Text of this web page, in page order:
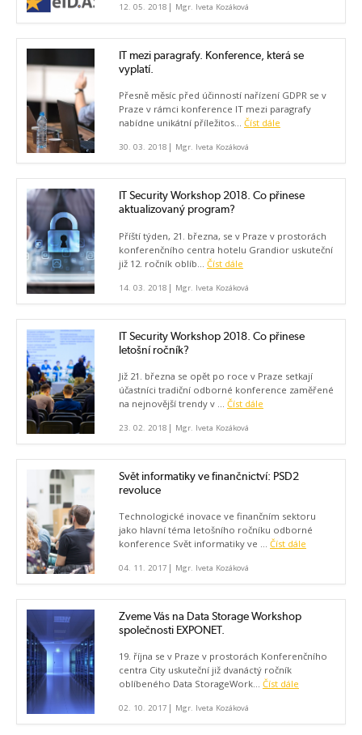
12. 05. 2018 | Mgr. Iveta Kozáková
IT mezi paragrafy. Konference, která se
vyplatí.
Přesně měsíc před účinností nařízení GDPR se v
Praze v rámci konference IT mezi paragrafy
nabídne unikátní příležitos... Číst dále
30. 03. 2018 | Mgr. Iveta Kozáková
IT Security Workshop 2018. Co přinese
aktualizovaný program?
Příští týden, 21. března, se v Praze v prostorách
konferenčního centra hotelu Grandior uskuteční
již 12. ročník oblíb... Číst dále
14. 03. 2018 | Mgr. Iveta Kozáková
IT Security Workshop 2018. Co přinese
letošní ročník?
Již 21. března se opět po roce v Praze setkají
účastníci tradiční odborné konference zaměřené
na nejnovější trendy v ... Číst dále
23. 02. 2018 | Mgr. Iveta Kozáková
Svět informatiky ve finančnictví: PSD2
revoluce
Technologické inovace ve finančním sektoru
jako hlavní téma letošního ročníku odborné
konference Svět informatiky ve ... Číst dále
04. 11. 2017 | Mgr. Iveta Kozáková
Zveme Vás na Data Storage Workshop
společnosti EXPONET.
19. října se v Praze v prostorách Konferenčního
centra City uskuteční již dvanáctý ročník
oblíbeného Data StorageWork... Číst dále
02. 10. 2017 | Mgr. Iveta Kozáková